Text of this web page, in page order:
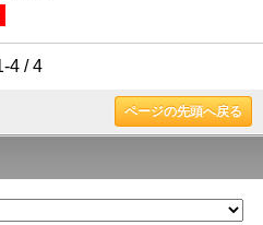
4 / 4
ページの先頭へ戻る